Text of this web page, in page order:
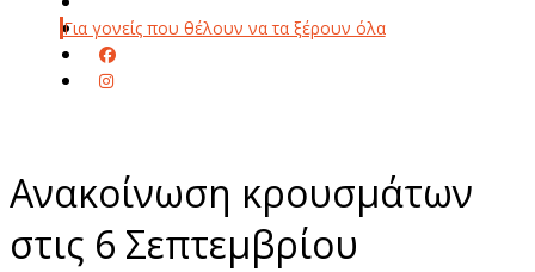
Για γονείς που θέλουν να τα ξέρουν όλα
Ανακοίνωση κρουσμάτων
στις 6 Σεπτεμβρίου